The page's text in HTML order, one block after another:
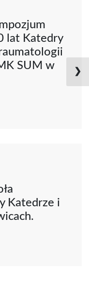
❯
lat Katedry
SUM w
Katedrze i